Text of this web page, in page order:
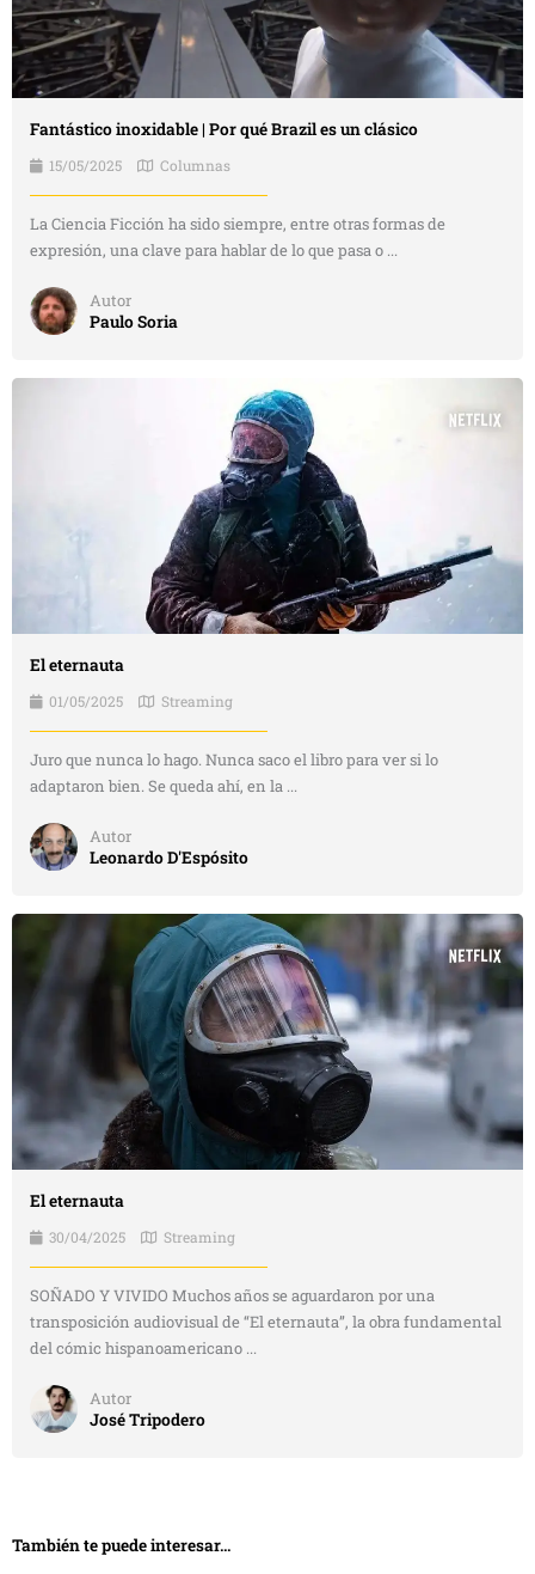
Fantástico inoxidable | Por qué Brazil es un clásico
15/05/2025 Columnas
La Ciencia Ficción ha sido siempre, entre otras formas de
expresión, una clave para hablar de lo que pasa o ...
Autor
Paulo Soria
El eternauta
01/05/2025 Streaming
Juro que nunca lo hago. Nunca saco el libro para ver si lo
adaptaron bien. Se queda ahí, en la ...
Autor
Leonardo D'Espósito
El eternauta
30/04/2025 Streaming
SOÑADO Y VIVIDO Muchos años se aguardaron por una
transposición audiovisual de “El eternauta”, la obra fundamental
del cómic hispanoamericano ...
Autor
José Tripodero
También te puede interesar...